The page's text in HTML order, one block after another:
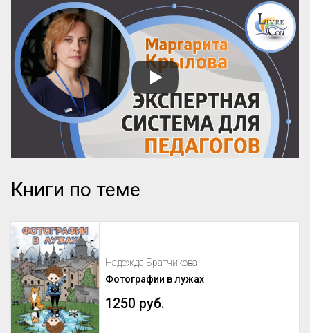
Книги по теме
Надежда Братчикова
Фотографии в лужах
1250 руб.